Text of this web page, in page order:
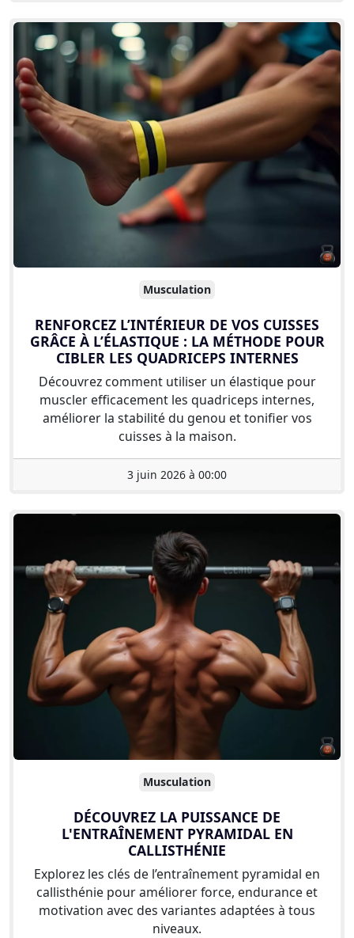
Musculation
RENFORCEZ L’INTÉRIEUR DE VOS CUISSES
GRÂCE À L’ÉLASTIQUE : LA MÉTHODE POUR
CIBLER LES QUADRICEPS INTERNES
Découvrez comment utiliser un élastique pour
muscler efficacement les quadriceps internes,
améliorer la stabilité du genou et tonifier vos
cuisses à la maison.
3 juin 2026 à 00:00
Musculation
DÉCOUVREZ LA PUISSANCE DE
L'ENTRAÎNEMENT PYRAMIDAL EN
CALLISTHÉNIE
Explorez les clés de l’entraînement pyramidal en
callisthénie pour améliorer force, endurance et
motivation avec des variantes adaptées à tous
niveaux.